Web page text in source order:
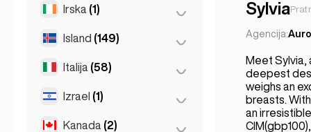
Toulouse (4)
Tbilisi
Zagreb (1)
Irska (1)
Dublin (1)
Island (149)
Reykjavik (149)
Italija (58)
Firenca (3)
Milano
Izrael (1)
Tel Aviv (1)
Kanada (2)
Sylvia
Agencija:
Meet
deepest
weighs an
breasts.
an